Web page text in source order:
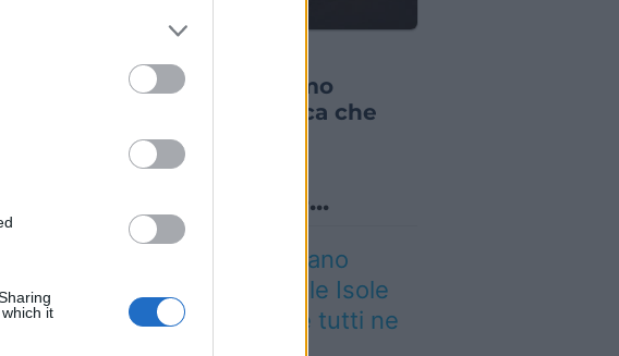
You may click to grant or
below specified purposes
it
Gli incendi stanno
cambiando il turismo
europeo: la classifica che
dovresti conoscere
Lo sapevi che...
Un grande quotidiano
europeo incorona le Isole
Eolie: ecco perché tutti ne